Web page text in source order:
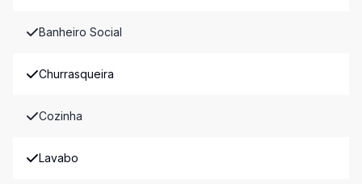
Banheiro Social
Churrasqueira
Cozinha
Lavabo